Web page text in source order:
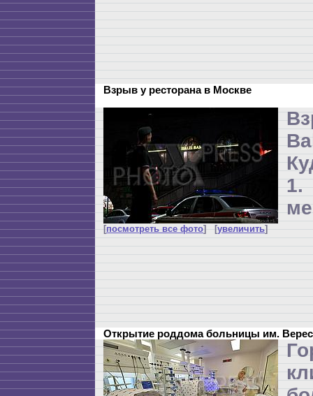
Взрыв у ресторана в Москве
[посмотреть все фото] [увеличить]
Открытие роддома больницы им.